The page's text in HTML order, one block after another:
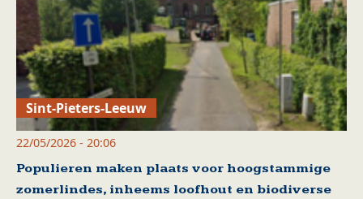
Sint-Pieters-Leeuw
22/05/2026 - 20:06
Populieren maken plaats voor hoogstammige
zomerlindes, inheems loofhout en biodiverse